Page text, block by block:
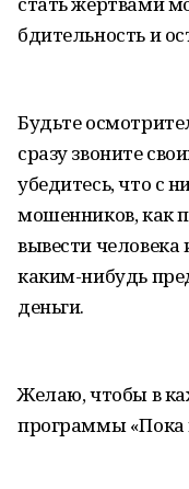
бдительность и
Будьте
сразу звоните
убедитесь, что с
мошенников, как
вывести человека
каким-нибудь
деньги.
Желаю, чтобы в
программы «Пока